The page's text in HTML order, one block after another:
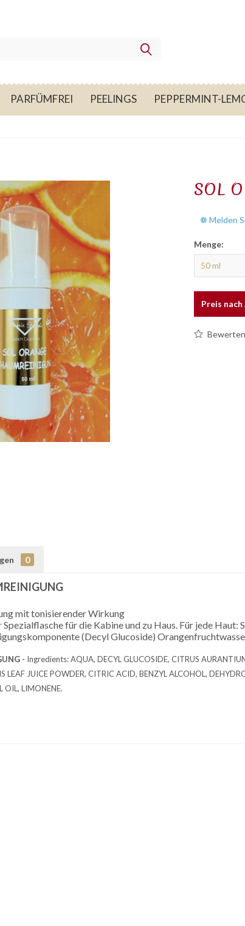
PARFÜMFREI PEELINGS PEPPERMINT-
SOL
❁ Melden
Menge:
Preis
Bewerten
0
mit tonisierender Wirkung
Spezialflasche für die Kabine und zu Haus. Für jede Haut:
(Decyl Glucoside)
- Ingredients: AQUA, DECYL GLUCOSIDE, CITRUS
LEAF JUICE POWDER, CITRIC ACID, BENZYL ALCOHOL,
OIL, LIMONENE.